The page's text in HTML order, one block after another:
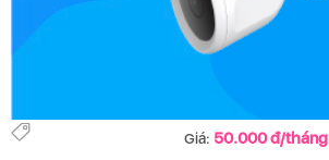
Giá: 50.000 đ/tháng